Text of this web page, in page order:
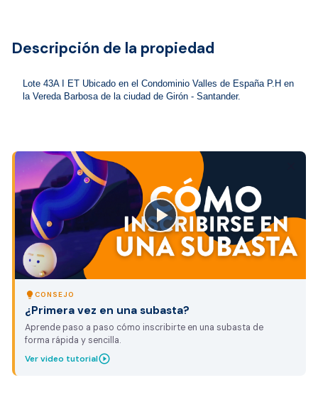
Descripción de la propiedad
Lote 43A I ET Ubicado en el Condominio Valles de España P.H en
la Vereda Barbosa de la ciudad de Girón - Santander.
lightbulb CONSEJO
¿Primera vez en una subasta?
Aprende paso a paso cómo inscribirte en una subasta de
forma rápida y sencilla.
Ver video tutorialplay_circle_outline